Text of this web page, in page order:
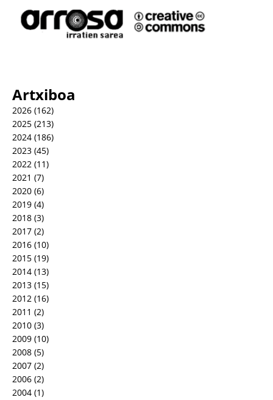
Artxiboa
2026 (162)
2025 (213)
2024 (186)
2023 (45)
2022 (11)
2021 (7)
2020 (6)
2019 (4)
2018 (3)
2017 (2)
2016 (10)
2015 (19)
2014 (13)
2013 (15)
2012 (16)
2011 (2)
2010 (3)
2009 (10)
2008 (5)
2007 (2)
2006 (2)
2004 (1)